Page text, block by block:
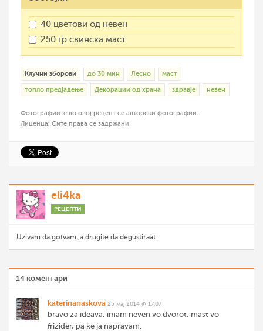
40 цветови од невен
250 гр свинска маст
Клучни зборови до 30 мин Лесно маст
топло предјадење Декорации од храна здравје невен
Фотографиите во овој рецепт се авторски фотографии.
Лиценца: Сите права се задржани
eli4ka
РЕЦЕПТИ
Uzivam da gotvam ,a drugite da degustiraat.
14 коментари
katerinanaskova 25 мај 2014 @ 17:07
bravo za ideava, imam neven vo dvorot, mast vo
frizider, pa ke ja napravam.